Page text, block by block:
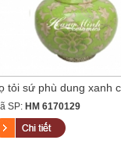
tỏi sứ phù dung xanh
SP: HM 6170129